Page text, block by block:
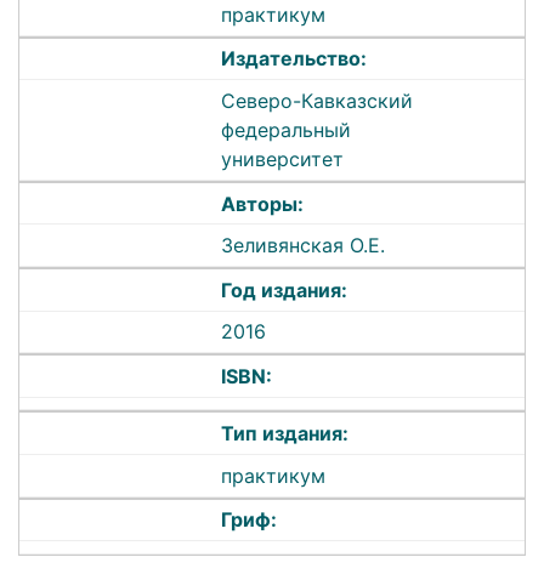
практикум
Издательство:
Северо-Кавказский
федеральный
университет
Авторы:
Зеливянская О.Е.
Год издания:
2016
ISBN:
Тип издания:
практикум
Гриф: